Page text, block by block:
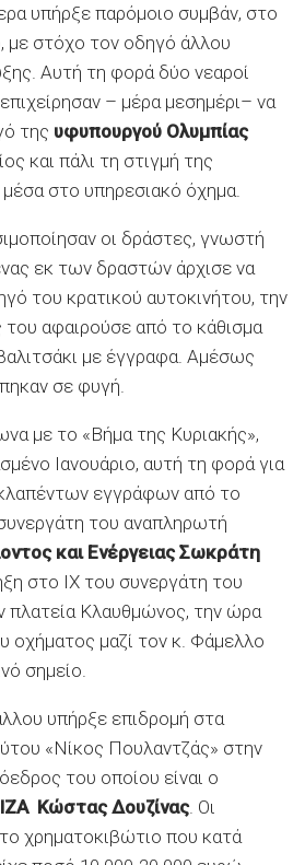
υπήρξε παρόμοιο συμβάν, στο
με στόχο τον οδηγό άλλου
Αυτή τη φορά δύο νεαροί
– μέρα μεσημέρι– να
της υφυπουργού Ολυμπίας
και πάλι τη στιγμή της
στο υπηρεσιακό όχημα.
οι δράστες, γνωστή
εκ των δραστών άρχισε να
του κρατικού αυτοκινήτου, την
αφαιρούσε από το κάθισμα
με έγγραφα. Αμέσως
σε φυγή.
με το «Βήμα της Κυριακής»,
Ιανουάριο, αυτή τη φορά για
εγγράφων από το
του αναπληρωτή
και Ενέργειας Σωκράτη
στο ΙΧ του συνεργάτη του
πλατεία Κλαυθμώνος, την ώρα
οχήματος μαζί τον κ. Φάμελλο
σημείο.
υπήρξε επιδρομή στα
«Νίκος Πουλαντζάς» στην
του οποίου είναι ο
Κώστας Δουζίνας. Οι
χρηματοκιβώτιο που κατά